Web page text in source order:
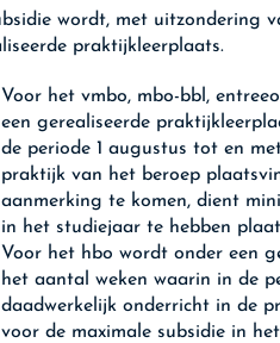
wordt, met uitzondering
praktijkleerplaats.
Voor het vmbo, mbo-bbl,
een gerealiseerde
de periode 1 augustus tot en
praktijk van het beroep
aanmerking te komen, dient
in het studiejaar te hebben
Voor het hbo wordt onder een
het aantal weken waarin in de
daadwerkelijk onderricht in de
voor de maximale subsidie in